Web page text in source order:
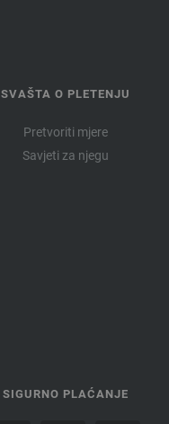
SVAŠTA O PLETENJU
Pretvoriti mjere
Savjeti za njegu
SIGURNO PLAĆANJE